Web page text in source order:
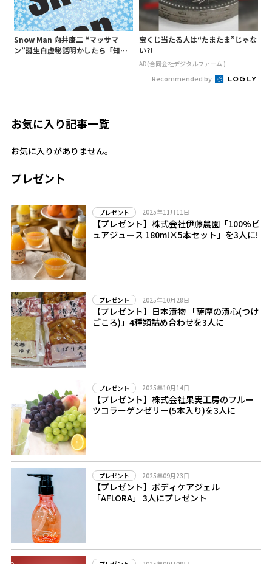
Snow Man 向井康二 “マッサマ
ン”誕生自虐秘話明かしたら「知ら
宝くじ当たる人は“たまたま”じゃな
い?!
AD(合同会社デジタルファーム )
Recommended by
お気に入り記事一覧
お気に入りがありません。
プレゼント
プレゼント 2025年11月11日
【プレゼント】株式会社伊藤農園「100%ピ
ュアジュース 180ml×5本セット」を3人に!
プレゼント 2025年10月28日
【プレゼント】日本漬物 「薩摩の漬心(つけ
ごころ)」4種類詰め合わせを3人に
プレゼント 2025年10月14日
【プレゼント】株式会社果実工房のフルー
ツコラーゲンゼリー(5本入り)を3人に
プレゼント 2025年09月23日
【プレゼント】ボディケアジェル
「AFLORA」 3人にプレゼント